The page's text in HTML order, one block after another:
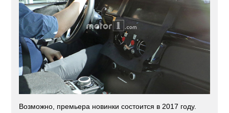
Возможно, премьера новинки состоится в 2017 году.